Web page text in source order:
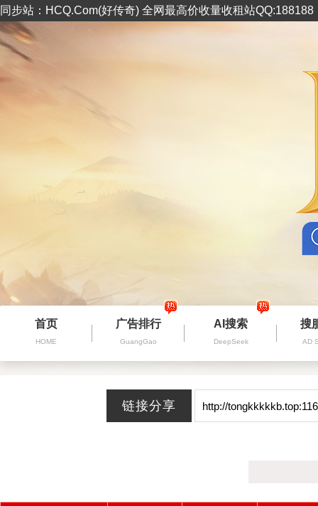
同步站：HCQ.Com(好传奇) 全网最高价收量收租站
首页
HOME
广告排行
GuangGao
AI搜索
DeepSeek
搜
AD